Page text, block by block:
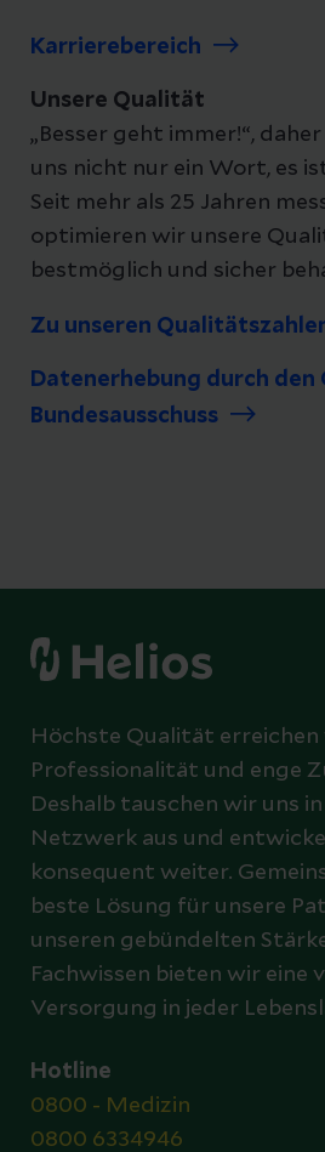
Karrierebereich
Unsere Qualität
„Besser geht immer!“,
uns nicht nur ein Wort, es
Seit mehr als 25 Jahren
optimieren wir unsere
bestmöglich und sicher
Zu unseren
Datenerhebung durch den
Bundesausschuss
Höchste Qualität
Professionalität und enge
Deshalb tauschen wir uns
Netzwerk aus und
konsequent weiter.
beste Lösung für unsere
unseren gebündelten
Fachwissen bieten wir eine
Versorgung in jeder
Hotline
0800 - Medizin
0800 6334946